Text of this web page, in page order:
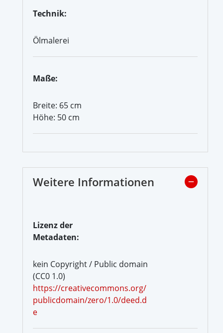
Technik:
Ölmalerei
Maße:
Breite: 65 cm
Höhe: 50 cm
Weitere Informationen
Lizenz der
Metadaten:
kein Copyright / Public domain
(CC0 1.0)
https://creativecommons.org/
publicdomain/zero/1.0/deed.d
e